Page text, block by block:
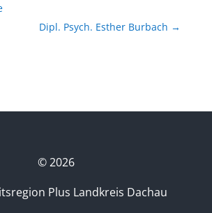
Dipl. Psych. Esther Burbach →
©2026
Plus Landkreis Dachau